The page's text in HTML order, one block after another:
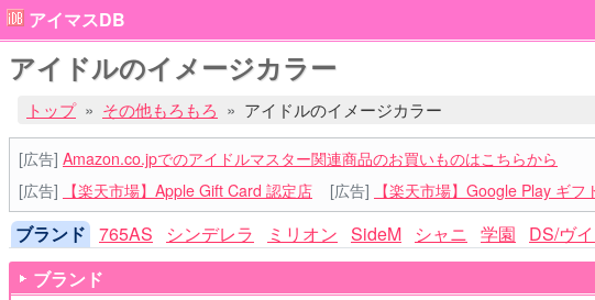
アイマスDB
アイドルのイメージカラー
トップ その他もろもろ アイドルのイメージカラー
[広告] Amazon.co.jpでのアイドルマスター関連商品のお買いものはこちらから
[広告]
【楽天市場】Apple Gift Card 認定店 [広告] 【楽天市場】Google Play ギ
ブランド 765AS シンデレラ ミリオン SideM シャニ 学園 DS/ヴ
ブランド